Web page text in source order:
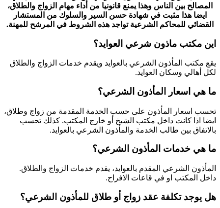
المصالح بين الناس وهذا يمنع قانونيا من أداء مهام الزواج والطلاق،
ايضا هذا مثبت في شهادة حسن السير والسلوك من المستشار
القضائي للمحاكم الشرعية تواجد هذه الشروط في المرشح للمهنة.
اين مكتب ماذون شرعي العوايد؟
يقع مكتب المأذون الشرعي بالعوايد ويقدم خدمات الزواج والطلاق
لكل أهالي وسكان العوايد.
ما هي اسعار المأذون الشرعي؟
تحسب اسعار المأذون على حسب الخدمة المقدمة من زواج وطلاق،
ايضا اذا كانت داخل مكتب الشيخ أو خارج المكتب. كذلك تحسب
بالاتفاق بين طالب الخدمة والمأذون الشرعي بالعوايد.
ما هي خدمات المأذون الشرعي؟
المأذون الشرعي المقدم بالعوايد، يقدم خدمات الزواج والطلاق.
داخل المكتب او في قاعات الافراح.
هل يوجد تكلفة عقد زواج أو طلاق للمأذون الشرعي؟